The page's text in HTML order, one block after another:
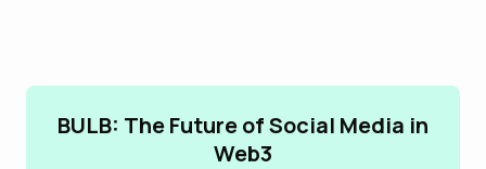
BULB: The Future of Social Media in
Web3